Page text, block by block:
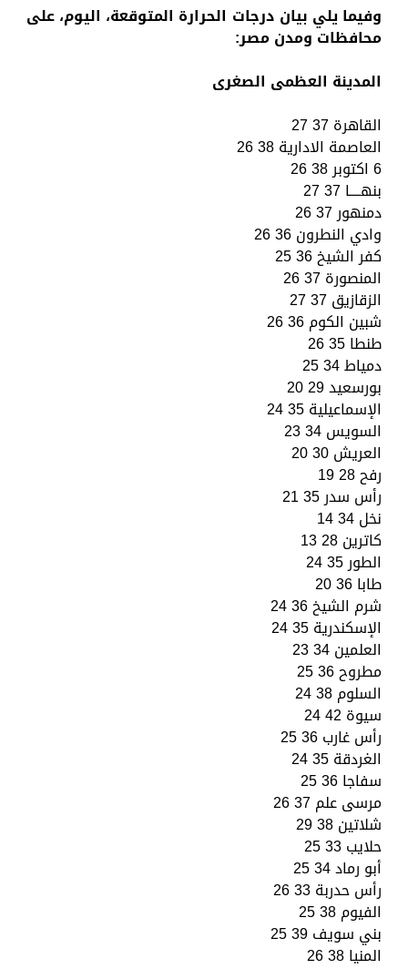
وفيما يلي بيان درجات الحرارة المتوقعة، اليوم، على
محافظات ومدن مصر:
المدينة العظمى الصغرى
القاهرة 37 27
العاصمة الادارية 38 26
6 اكتوبر 38 26
بنهــــا 37 27
دمنهور 37 26
وادي النطرون 36 26
كفر الشيخ 36 25
المنصورة 37 26
الزقازيق 37 27
شبين الكوم 36 26
طنطا 35 26
دمياط 34 25
بورسعيد 29 20
الإسماعيلية 35 24
السويس 34 23
العريش 30 20
رفح 28 19
رأس سدر 35 21
نخل 34 14
كاترين 28 13
الطور 35 24
طابا 36 20
شرم الشيخ 36 24
الإسكندرية 35 24
العلمين 34 23
مطروح 36 25
السلوم 38 24
سيوة 42 24
رأس غارب 36 25
الغردقة 35 24
سفاجا 36 25
مرسى علم 37 26
شلاتين 38 29
حلايب 33 25
أبو رماد 34 25
رأس حدربة 33 26
الفيوم 38 25
بني سويف 39 25
المنيا 38 26